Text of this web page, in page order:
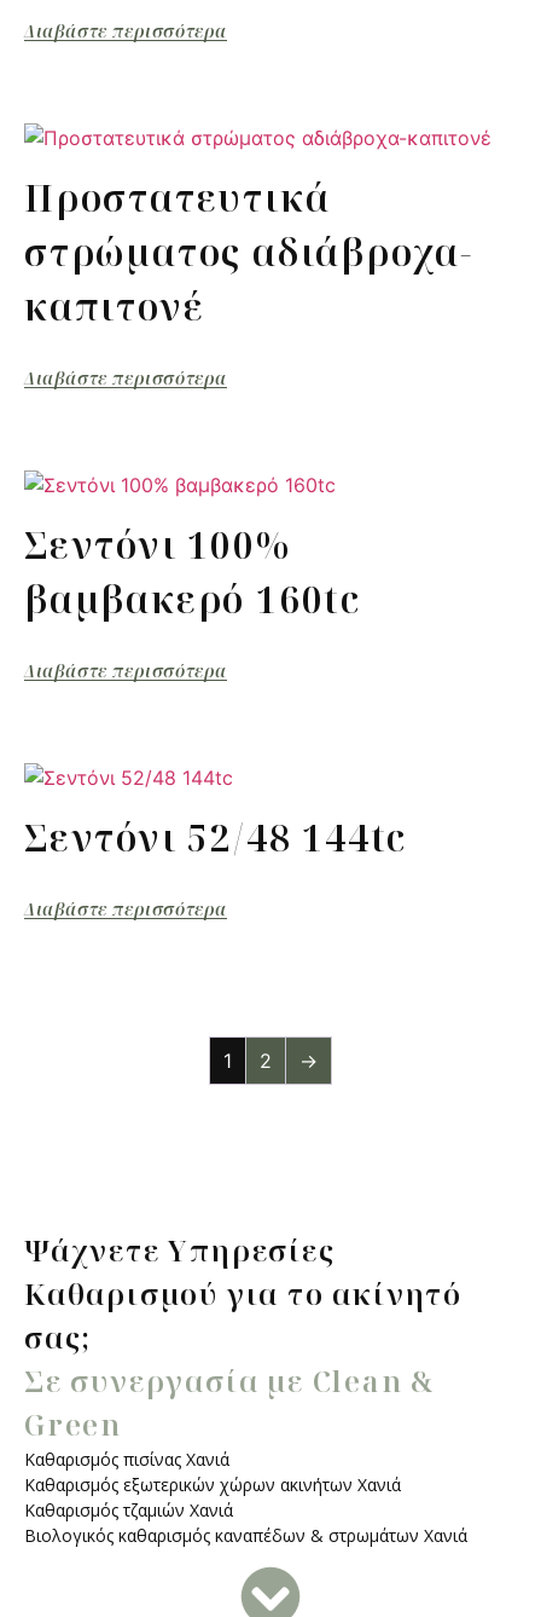
Διαβάστε περισσότερα
Προστατευτικά
στρώματος αδιάβροχα-
καπιτονέ
Διαβάστε περισσότερα
Σεντόνι 100%
βαμβακερό 160tc
Διαβάστε περισσότερα
Σεντόνι 52/48 144tc
Διαβάστε περισσότερα
1 2 →
Ψάχνετε Υπηρεσίες
Καθαρισμού για το ακίνητό
σας;
Σε συνεργασία με Clean &
Green
Καθαρισμός πισίνας Χανιά
Καθαρισμός εξωτερικών χώρων ακινήτων Χανιά
Καθαρισμός τζαμιών Χανιά
Βιολογικός καθαρισμός καναπέδων & στρωμάτων Χανιά